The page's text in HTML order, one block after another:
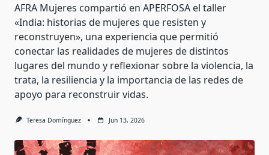
AFRA Mujeres compartió en APERFOSA el taller
«India: historias de mujeres que resisten y
reconstruyen», una experiencia que permitió
conectar las realidades de mujeres de distintos
lugares del mundo y reflexionar sobre la violencia, la
trata, la resiliencia y la importancia de las redes de
apoyo para reconstruir vidas.
Teresa Domínguez Jun 13, 2026